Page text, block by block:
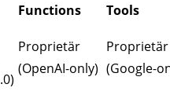
Functions
Tools
Proprietär
(OpenAI-only)
Proprietär
(Google-